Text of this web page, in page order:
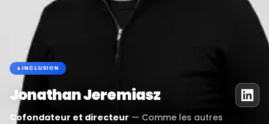
INCLUSION
Jonathan Jeremiasz
Cofondateur et directeur — Comme les autres